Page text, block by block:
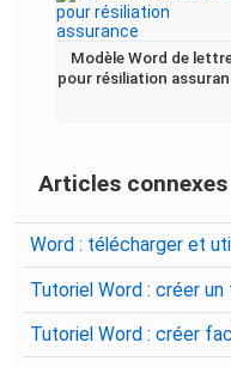
Modèle Word de
pour résiliation
Articles connexes
Word : télécharger et
Tutoriel Word : créer
Tutoriel Word : créer